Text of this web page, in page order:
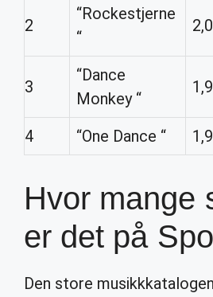
2
“Rockestjerne
“
3
“Dance
Monkey “
4 “One Dance “
Hvor mange
er det på
Den store